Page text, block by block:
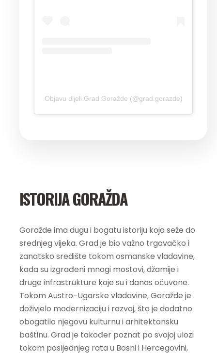
Objavu dijeli Grad Goražde (@grad.gorazde)
ISTORIJA GORAŽDA
Goražde ima dugu i bogatu istoriju koja seže do
srednjeg vijeka. Grad je bio važno trgovačko i
zanatsko središte tokom osmanske vladavine,
kada su izgrađeni mnogi mostovi, džamije i
druge infrastrukture koje su i danas očuvane.
Tokom Austro-Ugarske vladavine, Goražde je
doživjelo modernizaciju i razvoj, što je dodatno
obogatilo njegovu kulturnu i arhitektonsku
baštinu. Grad je također poznat po svojoj ulozi
tokom posljednjeg rata u Bosni i Hercegovini,